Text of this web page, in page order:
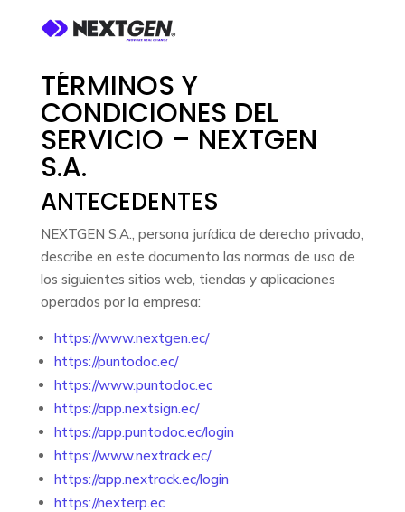
TÉRMINOS Y
CONDICIONES DEL
SERVICIO – NEXTGEN
S.A.
ANTECEDENTES
NEXTGEN S.A., persona jurídica de derecho privado,
describe en este documento las normas de uso de
los siguientes sitios web, tiendas y aplicaciones
operados por la empresa:
https://www.nextgen.ec/
https://puntodoc.ec/
https://www.puntodoc.ec
https://app.nextsign.ec/
https://app.puntodoc.ec/login
https://www.nextrack.ec/
https://app.nextrack.ec/login
https://nexterp.ec